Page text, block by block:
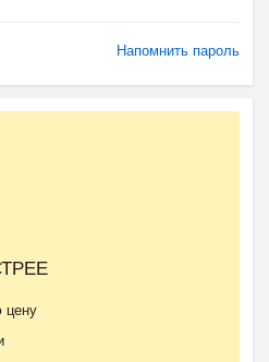
Напомнить пароль
цену